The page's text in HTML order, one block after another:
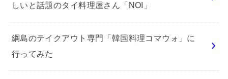
しいと話題のタイ料理屋さん「NOI」
綱島のテイクアウト専門「韓国料理コマウォ」に
行ってみた